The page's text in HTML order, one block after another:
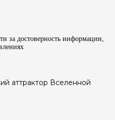
за достоверность информации,
аттрактор Вселенной